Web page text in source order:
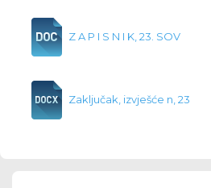
Z A P I S N I K, 23. SOV
Zaključak, izvješće n, 23